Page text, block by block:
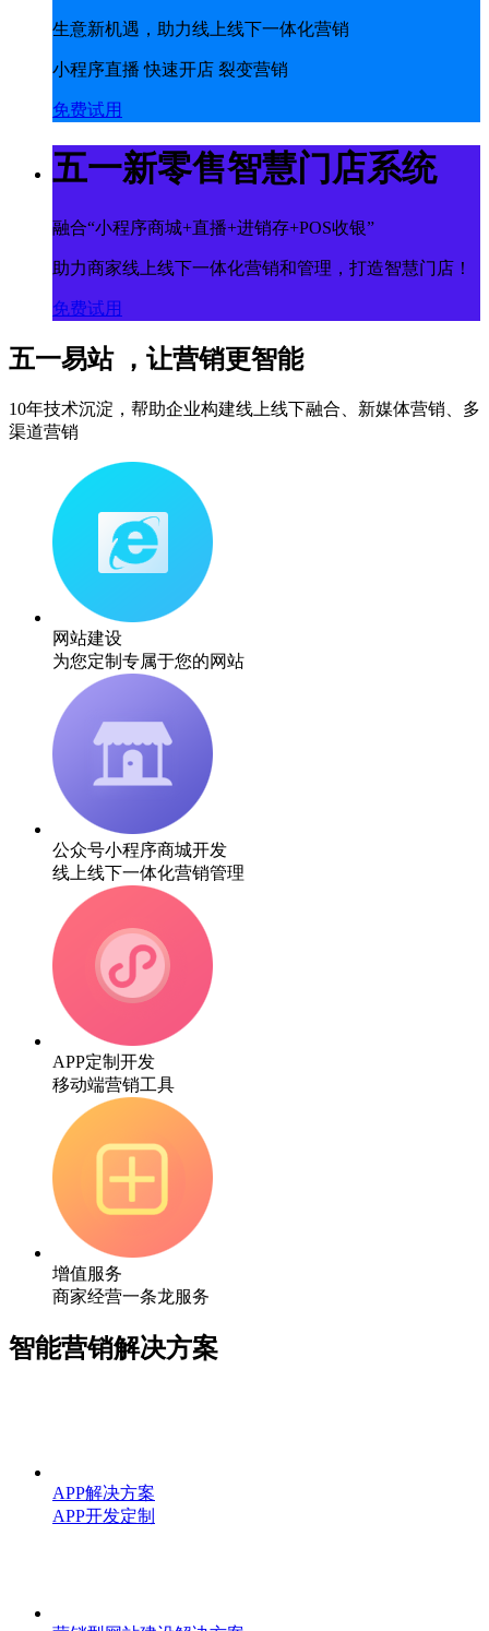
生意新机遇，助力线上线下一体化营销
小程序直播 快速开店 裂变营销
免费试用
五一新零售智慧门店系统
融合“小程序商城+直播+进销存+POS收银”
助力商家线上线下一体化营销和管理，打造智慧门店！
免费试用
五一易站 ，让营销更智能
10年技术沉淀，帮助企业构建线上线下融合、新媒体营销、多
渠道营销
网站建设
为您定制专属于您的网站
公众号小程序商城开发
线上线下一体化营销管理
APP定制开发
移动端营销工具
增值服务
商家经营一条龙服务
智能营销解决方案
APP解决方案
APP开发定制